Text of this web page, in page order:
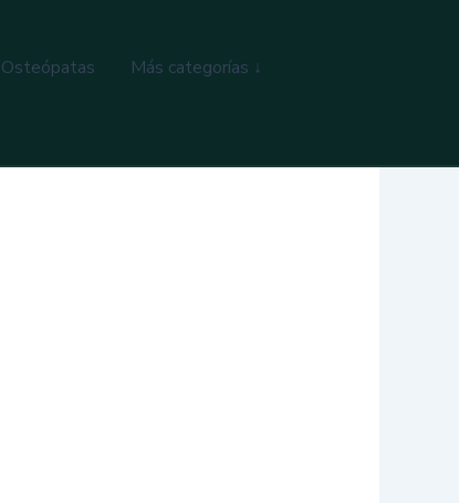
Osteópatas
Más categorías ↓